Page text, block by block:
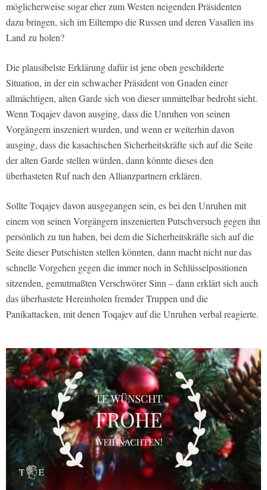
möglicherweise sogar eher zum Westen neigenden Präsidenten
dazu bringen, sich im Eiltempo die Russen und deren Vasallen ins
Land zu holen?
Die plausibelste Erklärung dafür ist jene oben geschilderte
Situation, in der ein schwacher Präsident von Gnaden einer
allmächtigen, alten Garde sich von dieser unmittelbar bedroht sieht.
Wenn Toqajev davon ausging, dass die Unruhen von seinen
Vorgängern inszeniert wurden, und wenn er weiterhin davon
ausging, dass die kasachischen Sicherheitskräfte sich auf die Seite
der alten Garde stellen würden, dann könnte dieses den
überhasteten Ruf nach den Allianzpartnern erklären.
Sollte Toqajev davon ausgegangen sein, es bei den Unruhen mit
einem von seinen Vorgängern inszenierten Putschversuch gegen ihn
persönlich zu tun haben, bei dem die Sicherheitskräfte sich auf die
Seite dieser Putschisten stellen könnten, dann macht nicht nur das
schnelle Vorgehen gegen die immer noch in Schlüsselpositionen
sitzenden, gemutmaßten Verschwörer Sinn – dann erklärt sich auch
das überhastete Hereinholen fremder Truppen und die
Panikattacken, mit denen Toqajev auf die Unruhen verbal reagierte.